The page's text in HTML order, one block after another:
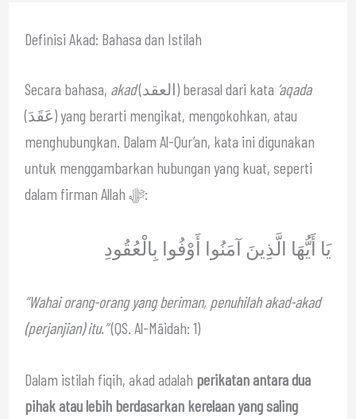
Definisi Akad: Bahasa dan Istilah
Secara bahasa, akad (العقد) berasal dari kata ‘aqada
(عَقَدَ) yang berarti mengikat, mengokohkan, atau
menghubungkan. Dalam Al-Qur’an, kata ini digunakan
untuk menggambarkan hubungan yang kuat, seperti
dalam firman Allah ﷻ:
يَا أَيُّهَا الَّذِينَ آمَنُوا أَوْفُوا بِالْعُقُودِ
“Wahai orang-orang yang beriman, penuhilah akad-akad
(perjanjian) itu.”(QS. Al-Māidah: 1)
Dalam istilah fiqih, akad adalah perikatan antara dua
pihak atau lebih berdasarkan kerelaan yang saling